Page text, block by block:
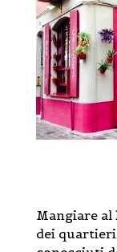
Mangiare al
dei